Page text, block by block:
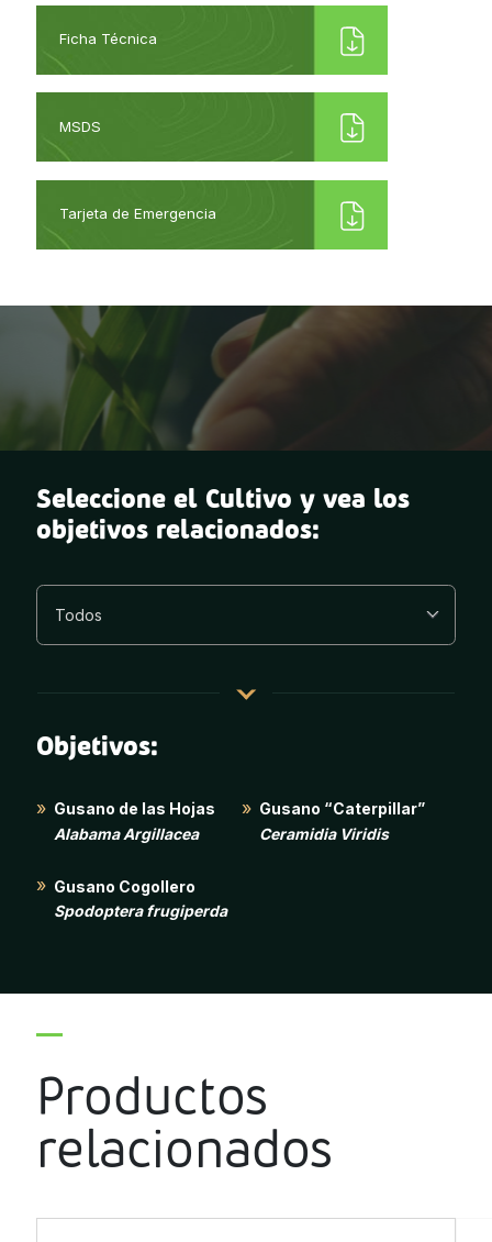
Republic
Trinidad and
Tobago
Uruguay
Ficha Técnica
MSDS
Tarjeta de Emergencia
Seleccione el Cultivo y vea los
objetivos relacionados:
Objetivos:
Gusano de las Hojas
Alabama Argillacea
Gusano “Caterpillar”
Ceramidia Viridis
Gusano Cogollero
Spodoptera frugiperda
Productos
relacionados